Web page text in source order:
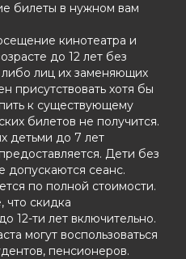
билеты в нужном вам
кинотеатра и
до 12 лет без
лиц их заменяющих
присутствовать хотя бы
к существующему
билетов не получится.
детьми до 7 лет
Дети без
допускаются сеанс.
по полной стоимости.
скидка
12-ти лет включительно.
могут воспользоваться
пенсионеров.